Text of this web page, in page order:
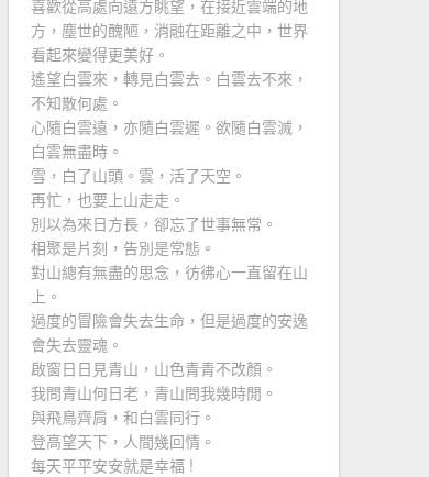
喜歡從高處向遠方眺望，在接近雲端的地
方，塵世的醜陋，消融在距離之中，世界
看起來變得更美好。
遙望白雲來，轉見白雲去。白雲去不來，
不知散何處。
心隨白雲遠，亦隨白雲遲。欲隨白雲滅，
白雲無盡時。
雪，白了山頭。雲，活了天空。
再忙，也要上山走走。
別以為來日方長，卻忘了世事無常。
相聚是片刻，告別是常態。
對山總有無盡的思念，彷彿心一直留在山
上。
過度的冒險會失去生命，但是過度的安逸
會失去靈魂。
啟窗日日見青山，山色青青不改顏。
我問青山何日老，青山問我幾時閒。
與飛鳥齊肩，和白雲同行。
登高望天下，人間幾回情。
每天平平安安就是幸福 !